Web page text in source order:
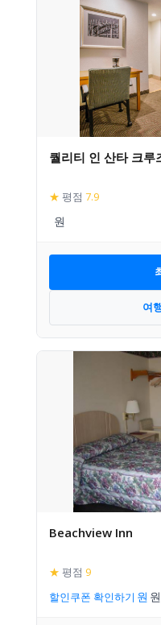
퀄리티 인 산타 크루
★ 평점 7.9
여
Beachview Inn
★ 평점 9
할인쿠폰 확인하기